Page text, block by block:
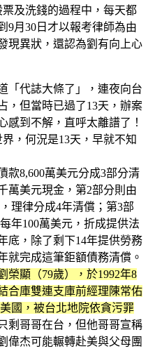
及洗錢的過程中，每天都
9月30日才以報考律師為由
現異狀，還認為劉有向上心
「代誌大條了」，連夜向台
，但當時已過了13天，辦案
感到不解，直呼太離譜了！
，何況是13天，早就不知
款8,600萬美元分成3部分清
萬美元現金，第2部分則由
理律分成4年清償；第3部
年100萬美元，折成提供法
底，除了剩下14年提供勞務
就完成這筆鉅額債務清償。
榮顯（79歲），於1992年8
合庫雙連支庫前經理陳常佑
國，被台北地院依貪污罪
剩哥哥在台，但他哥哥宣稱
偉杰可能輾轉赴美與父母團